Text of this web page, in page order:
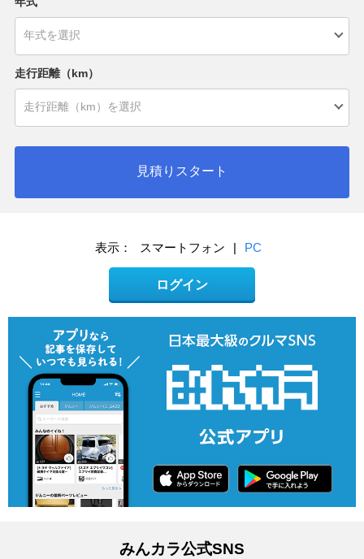
走行距離（km）
見積りスタート
表示： スマートフォン | PC
ログイン
みんカラ公式SNS